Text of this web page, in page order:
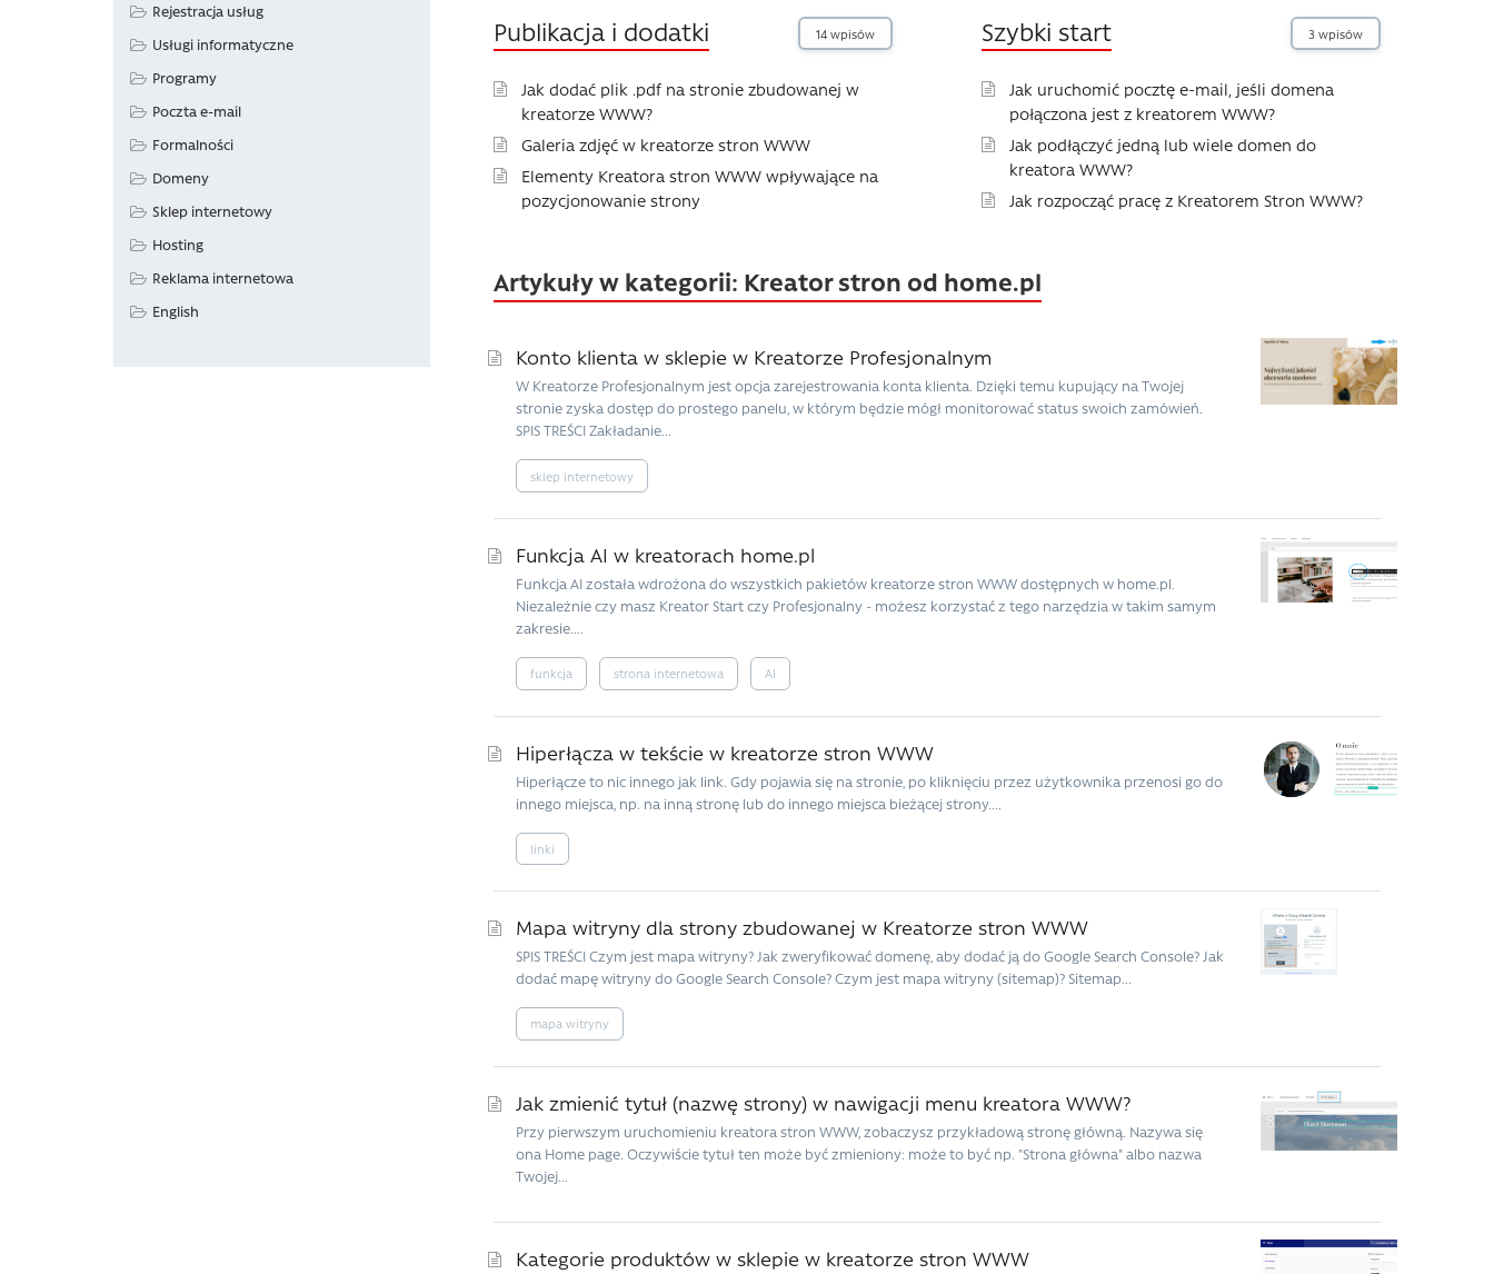
Publikacja i dodatki 14 wpisów
Jak dodać plik .pdf na stronie zbudowanej w
kreatorze WWW?
Galeria zdjęć w kreatorze stron WWW
Elementy Kreatora stron WWW wpływające na
pozycjonowanie strony
Szybki start 3 wpisów
Jak uruchomić pocztę e-mail, jeśli domena
połączona jest z kreatorem WWW?
Jak podłączyć jedną lub wiele domen do
kreatora WWW?
Jak rozpocząć pracę z Kreatorem Stron WWW?
Artykuły w kategorii: Kreator stron od home.pl
Konto klienta w sklepie w Kreatorze Profesjonalnym
W Kreatorze Profesjonalnym jest opcja zarejestrowania konta klienta. Dzięki temu kupujący na Twojej
stronie zyska dostęp do prostego panelu, w którym będzie mógł monitorować status swoich zamówień.
SPIS TREŚCI Zakładanie...
sklep internetowy
Funkcja AI w kreatorach home.pl
Funkcja AI została wdrożona do wszystkich pakietów kreatorze stron WWW dostępnych w home.pl.
Niezależnie czy masz Kreator Start czy Profesjonalny - możesz korzystać z tego narzędzia w takim samym
zakresie....
funkcja strona internetowa AI
Hiperłącza w tekście w kreatorze stron WWW
Hiperłącze to nic innego jak link. Gdy pojawia się na stronie, po kliknięciu przez użytkownika przenosi go do
innego miejsca, np. na inną stronę lub do innego miejsca bieżącej strony....
linki
Mapa witryny dla strony zbudowanej w Kreatorze stron WWW
SPIS TREŚCI Czym jest mapa witryny? Jak zweryfikować domenę, aby dodać ją do Google Search Console? Jak
dodać mapę witryny do Google Search Console? Czym jest mapa witryny (sitemap)? Sitemap...
mapa witryny
Jak zmienić tytuł (nazwę strony) w nawigacji menu kreatora WWW?
Przy pierwszym uruchomieniu kreatora stron WWW, zobaczysz przykładową stronę główną. Nazywa się
ona Home page. Oczywiście tytuł ten może być zmieniony: może to być np. "Strona główna" albo nazwa
Twojej...
Kategorie produktów w sklepie w kreatorze stron WWW
Rejestracja usług
Usługi informatyczne
Programy
Poczta e-mail
Formalności
Domeny
Sklep internetowy
Hosting
Reklama internetowa
English